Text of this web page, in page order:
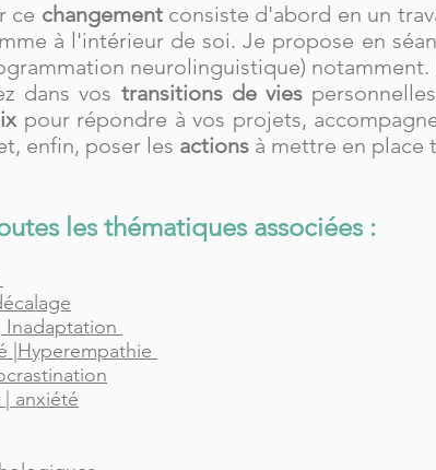
ce changementconsiste d'abord en un
à l'intérieur de soi. Je propose en
neurolinguistique)
dans vos transitions de vies
pour répondre à vos projets,
enfin, poser les actions à mettre en place
les thématiques associées :
Inadaptation
|Hyperempathie
| anxiété